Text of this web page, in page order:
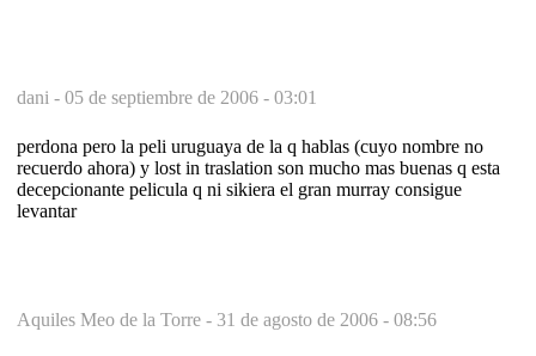
dani - 05 de septiembre de 2006 - 03:01
perdona pero la peli uruguaya de la q hablas (cuyo nombre no
recuerdo ahora) y lost in traslation son mucho mas buenas q esta
decepcionante pelicula q ni sikiera el gran murray consigue
levantar
Aquiles Meo de la Torre - 31 de agosto de 2006 - 08:56